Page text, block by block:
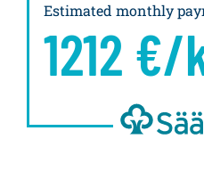
Estimated monthly
1212 €/